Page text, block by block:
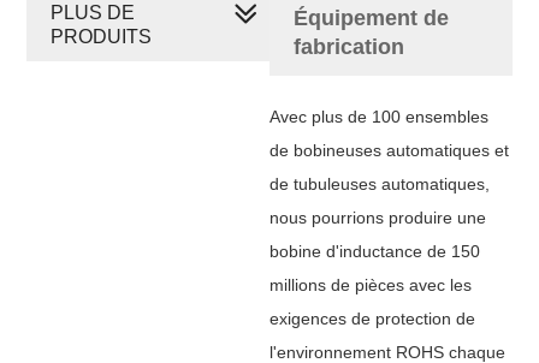
Équipement de
fabrication
Avec plus de 100 ensembles
de bobineuses automatiques et
de tubuleuses automatiques,
nous pourrions produire une
bobine d'inductance de 150
millions de pièces avec les
exigences de protection de
l'environnement ROHS chaque
PLUS DE
PRODUITS